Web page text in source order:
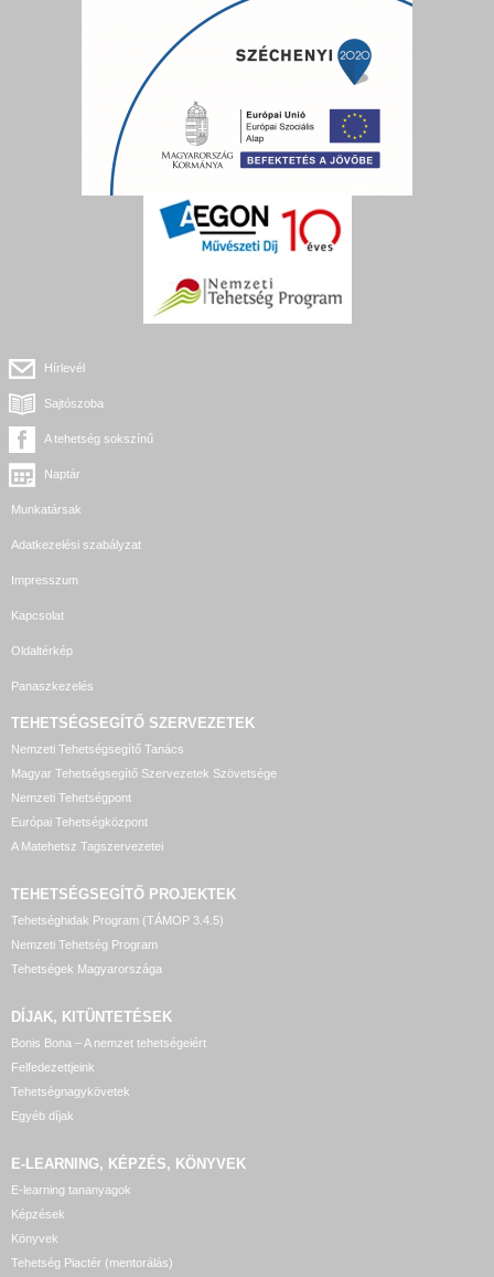
Hírlevél
Sajtószoba
A tehetség sokszínű
Naptár
Munkatársak
Adatkezelési szabályzat
Impresszum
Kapcsolat
Oldaltérkép
Panaszkezelés
TEHETSÉGSEGÍTŐ SZERVEZETEK
Nemzeti Tehetségsegítő Tanács
Magyar Tehetségsegítő Szervezetek Szövetsége
Nemzeti Tehetségpont
Európai Tehetségközpont
A Matehetsz Tagszervezetei
TEHETSÉGSEGÍTŐ PROJEKTEK
Tehetséghidak Program (TÁMOP 3.4.5)
Nemzeti Tehetség Program
Tehetségek Magyarországa
DÍJAK, KITÜNTETÉSEK
Bonis Bona – A nemzet tehetségeiért
Felfedezettjeink
Tehetségnagykövetek
Egyéb díjak
E-LEARNING, KÉPZÉS, KÖNYVEK
E-learning tananyagok
Képzések
Könyvek
Tehetség Piactér (mentorálás)